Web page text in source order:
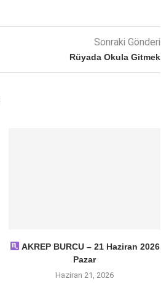
Sonraki Gönderi
Rüyada Okula Gitmek
AKREP BURCU – 21 Haziran 2026
Pazar
Haziran 21, 2026